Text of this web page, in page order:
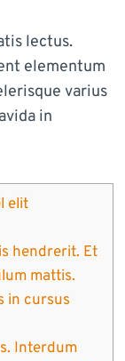
lectus.
elementum
varius
in
elit
hendrerit. Et
mattis.
in cursus
Interdum